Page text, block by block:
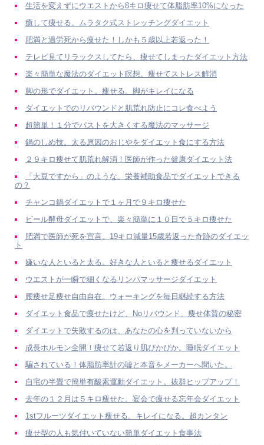
生活を変えずにウエストから8キロ痩せて体脂肪率10%になった
癒して痩せる。ムラタク式ストレッチングダイエット
肥満と過労死から痩せた！しかも５歳以上若返った！
テレビ見てリラックスしてたら、痩せてしまったダイエット方法
楽々簡単な魔法のダイエット瞑想。痩せてストレス解消
脚の形でダイエット。痩せる。脚がキレイになる
ダイエットでのリバウンドと肌荒れ防止にコレ食べよう
超簡単！１分でバストを大きくする魔法のマッサージ
鍋のしめ技。太る原因のおじやをダイエット食にする方法
２９キロ痩せて肌荒れ解消！医師が作った健康ダイエット法
「大豆ですから」のような、栄養補助食品でダイエットできる
の？
チャンコ鍋ダイエットで１ヶ月で９キロ痩せた
ビール酵母ダイエットで、楽々簡単に１０日で５キロ痩せた
肥満で医師が死を宣言。19キロ減量15歳若返った奇跡のダイエッ
ト
嫌いな人といると太る。好きな人といると痩せるダイエット
ウエストが一瞬で細くなるリンパマッサージダイエット
腰痩せ足痩せ自由自在。ウォーキングを毎日継続する方法
ダイエット食品で痩せたけど、Noリバウンド、痩せ体質の秘密
ダイエットで失敗するのは、あなたの心を判っていないから
成長ホルモン全開！痩せて若返り肌ぴかぴか。睡眠ダイエット
騙されている！体脂肪率計の嘘と本音をメーカーへ聞いた。
自宅の半畳で簡単有酸素運動ダイエット。抜群ヒップアップ！
去年の１２月は５キロ痩せた。宴会で痩せる忘年会ダイエット
1stフルーツダイエット痩せる。キレイになる。超カンタン
痩せ型の人も気付いていない簡単ダイエット食事法